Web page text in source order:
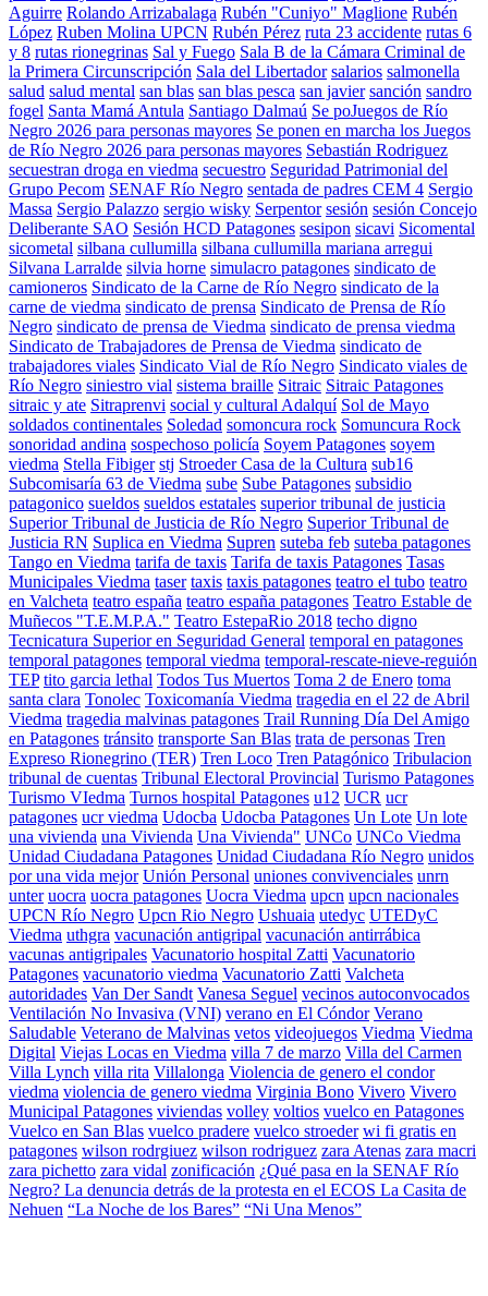
Aguirre Rolando Arrizabalaga Rubén "Cuniyo" Maglione Rubén
López Ruben Molina UPCN Rubén Pérez ruta 23 accidente rutas 6
y 8 rutas rionegrinas Sal y Fuego Sala B de la Cámara Criminal de
la Primera Circunscripción Sala del Libertador salarios salmonella
salud salud mental san blas san blas pesca san javier sanción sandro
fogel Santa Mamá Antula Santiago Dalmaú Se poJuegos de Río
Negro 2026 para personas mayores Se ponen en marcha los Juegos
de Río Negro 2026 para personas mayores Sebastián Rodriguez
secuestran droga en viedma secuestro Seguridad Patrimonial del
Grupo Pecom SENAF Río Negro sentada de padres CEM 4 Sergio
Massa Sergio Palazzo sergio wisky Serpentor sesión sesión Concejo
Deliberante SAO Sesión HCD Patagones sesipon sicavi Sicomental
sicometal silbana cullumilla silbana cullumilla mariana arregui
Silvana Larralde silvia horne simulacro patagones sindicato de
camioneros Sindicato de la Carne de Río Negro sindicato de la
carne de viedma sindicato de prensa Sindicato de Prensa de Río
Negro sindicato de prensa de Viedma sindicato de prensa viedma
Sindicato de Trabajadores de Prensa de Viedma sindicato de
trabajadores viales Sindicato Vial de Río Negro Sindicato viales de
Río Negro siniestro vial sistema braille Sitraic Sitraic Patagones
sitraic y ate Sitraprenvi social y cultural Adalquí Sol de Mayo
soldados continentales Soledad somoncura rock Somuncura Rock
sonoridad andina sospechoso policía Soyem Patagones soyem
viedma Stella Fibiger stj Stroeder Casa de la Cultura sub16
Subcomisaría 63 de Viedma sube Sube Patagones subsidio
patagonico sueldos sueldos estatales superior tribunal de justicia
Superior Tribunal de Justicia de Río Negro Superior Tribunal de
Justicia RN Suplica en Viedma Supren suteba feb suteba patagones
Tango en Viedma tarifa de taxis Tarifa de taxis Patagones Tasas
Municipales Viedma taser taxis taxis patagones teatro el tubo teatro
en Valcheta teatro españa teatro españa patagones Teatro Estable de
Muñecos "T.E.M.P.A." Teatro EstepaRio 2018 techo digno
Tecnicatura Superior en Seguridad General temporal en patagones
temporal patagones temporal viedma temporal-rescate-nieve-reguión
TEP tito garcia lethal Todos Tus Muertos Toma 2 de Enero toma
santa clara Tonolec Toxicomanía Viedma tragedia en el 22 de Abril
Viedma tragedia malvinas patagones Trail Running Día Del Amigo
en Patagones tránsito transporte San Blas trata de personas Tren
Expreso Rionegrino (TER) Tren Loco Tren Patagónico Tribulacion
tribunal de cuentas Tribunal Electoral Provincial Turismo Patagones
Turismo VIedma Turnos hospital Patagones u12 UCR ucr
patagones ucr viedma Udocba Udocba Patagones Un Lote Un lote
una vivienda una Vivienda Una Vivienda" UNCo UNCo Viedma
Unidad Ciudadana Patagones Unidad Ciudadana Río Negro unidos
por una vida mejor Unión Personal uniones convivenciales unrn
unter uocra uocra patagones Uocra Viedma upcn upcn nacionales
UPCN Río Negro Upcn Rio Negro Ushuaia utedyc UTEDyC
Viedma uthgra vacunación antigripal vacunación antirrábica
vacunas antigripales Vacunatorio hospital Zatti Vacunatorio
Patagones vacunatorio viedma Vacunatorio Zatti Valcheta
autoridades Van Der Sandt Vanesa Seguel vecinos autoconvocados
Ventilación No Invasiva (VNI) verano en El Cóndor Verano
Saludable Veterano de Malvinas vetos videojuegos Viedma Viedma
Digital Viejas Locas en Viedma villa 7 de marzo Villa del Carmen
Villa Lynch villa rita Villalonga Violencia de genero el condor
viedma violencia de genero viedma Virginia Bono Vivero Vivero
Municipal Patagones viviendas volley voltios vuelco en Patagones
Vuelco en San Blas vuelco pradere vuelco stroeder wi fi gratis en
patagones wilson rodrgiuez wilson rodriguez zara Atenas zara macri
zara pichetto zara vidal zonificación ¿Qué pasa en la SENAF Río
Negro? La denuncia detrás de la protesta en el ECOS La Casita de
Nehuen “La Noche de los Bares” “Ni Una Menos”